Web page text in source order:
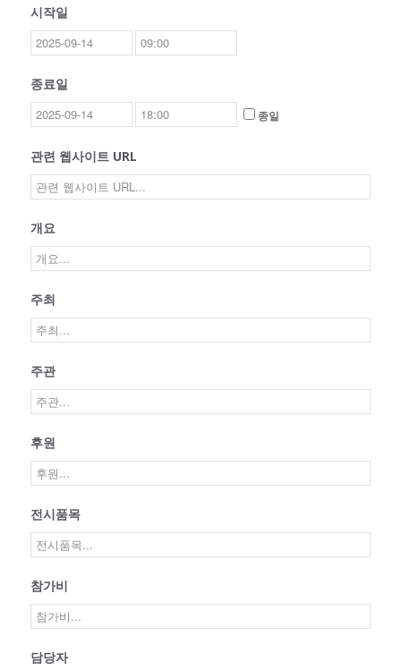
시작일
종료일
종일
관련 웹사이트 URL
개요
주최
주관
후원
전시품목
참가비
담당자